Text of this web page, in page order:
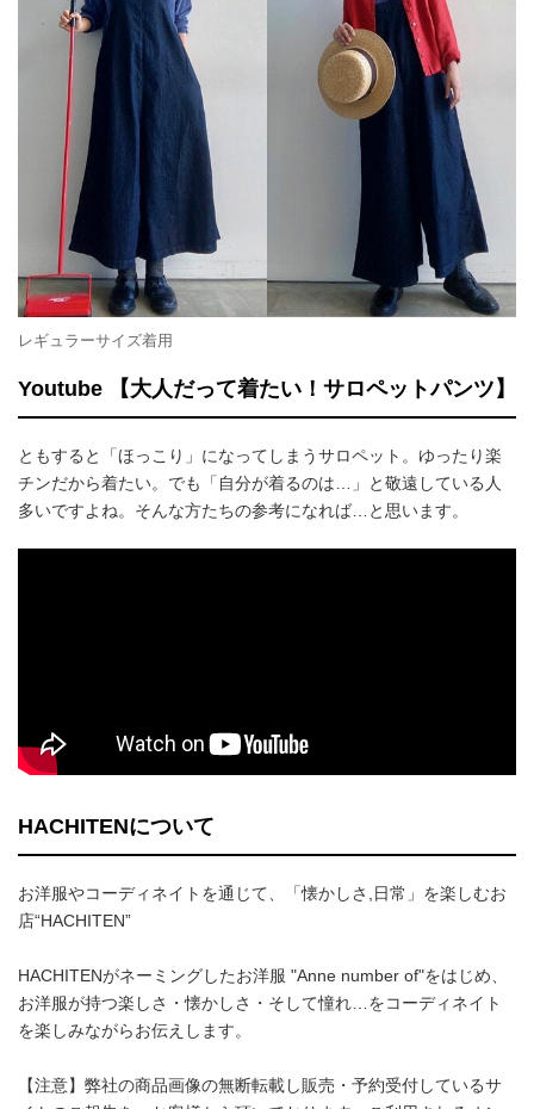
レギュラーサイズ着用
Youtube 【大人だって着たい！サロペットパンツ】
ともすると「ほっこり」になってしまうサロペット。ゆったり楽
チンだから着たい。でも「自分が着るのは…」と敬遠している人
多いですよね。そんな方たちの参考になれば…と思います。
HACHITENについて
お洋服やコーディネイトを通じて、「懐かしさ,日常」を楽しむお
店“HACHITEN”
HACHITENがネーミングしたお洋服 "Anne number of"をはじめ、
お洋服が持つ楽しさ・懐かしさ・そして憧れ…をコーディネイト
を楽しみながらお伝えします。
【注意】弊社の商品画像の無断転載し販売・予約受付しているサ